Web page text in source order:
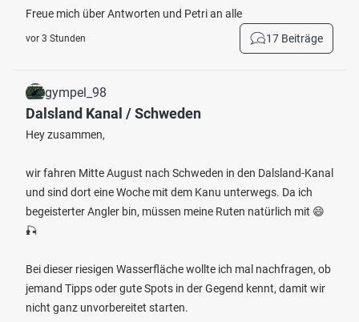
Freue mich über Antworten und Petri an alle
vor 3 Stunden 17 Beiträge
gympel_98
Dalsland Kanal / Schweden
Hey zusammen,
wir fahren Mitte August nach Schweden in den Dalsland-Kanal
und sind dort eine Woche mit dem Kanu unterwegs. Da ich
begeisterter Angler bin, müssen meine Ruten natürlich mit 😄
🎣
Bei dieser riesigen Wasserfläche wollte ich mal nachfragen, ob
jemand Tipps oder gute Spots in der Gegend kennt, damit wir
nicht ganz unvorbereitet starten.